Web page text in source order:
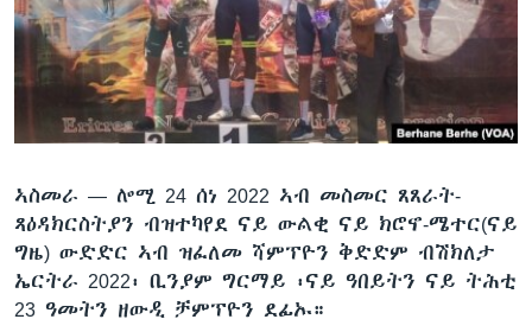
ቂሔ ጽልሚ
ቋንቋታት
ኣስመራ — ሎሚ 24 ሰነ 2022 ኣብ መስመር ጸጸራት-
ጻዕዳክርስትያን ብዝተካየደ ናይ ውልቂ ናይ ክሮኖ-ሜተር(ናይ
ግዜ) ውድድር ኣብ ዝፈለመ ሻምፕዮን ቅድድም ብሽክለታ
ኤርትራ 2022፡ ቢንያም ግርማይ ፡ናይ ዓበይትን ናይ ትሕቲ
23 ዓመትን ዘውዲ ቻምፕዮን ደፊኡ።